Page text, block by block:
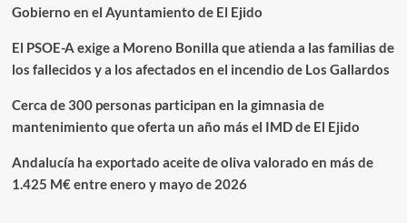
Gobierno en el Ayuntamiento de El Ejido
El PSOE-A exige a Moreno Bonilla que atienda a las familias de
los fallecidos y a los afectados en el incendio de Los Gallardos
Cerca de 300 personas participan en la gimnasia de
mantenimiento que oferta un año más el IMD de El Ejido
Andalucía ha exportado aceite de oliva valorado en más de
1.425 M€ entre enero y mayo de 2026